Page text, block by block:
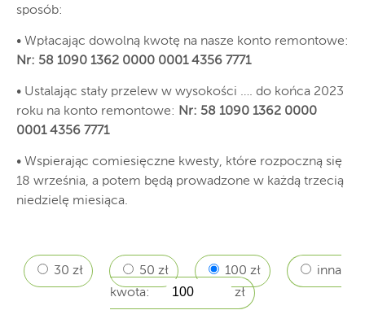
sposób:
• Wpłacając dowolną kwotę na nasze konto remontowe:
Nr: 58 1090 1362 0000 0001 4356 7771
• Ustalając stały przelew w wysokości …. do końca 2023
roku na konto remontowe: Nr: 58 1090 1362 0000
0001 4356 7771
• Wspierając comiesięczne kwesty, które rozpoczną się
18 września, a potem będą prowadzone w każdą trzecią
niedzielę miesiąca.
30 zł 50 zł 100 zł
inna
kwota:
zł